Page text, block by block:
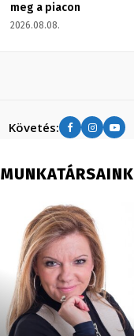
meg a piacon
2026.08.08.
Követés:
MUNKATÁRSAINK